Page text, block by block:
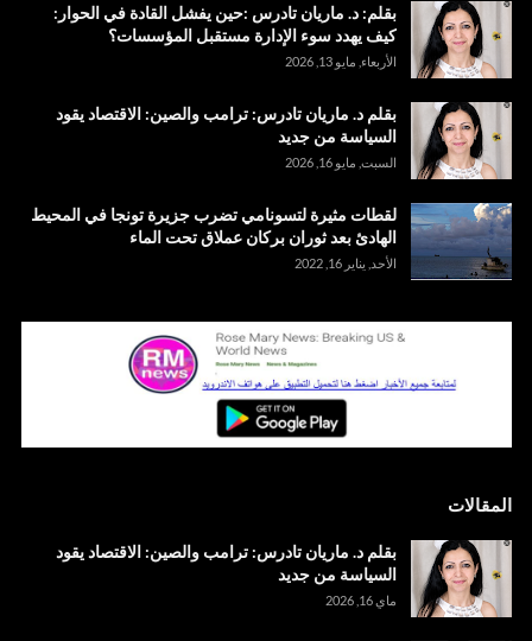
بقلم: د. ماريان تادرس :حين يفشل القادة في الحوار:
كيف يهدد سوء الإدارة مستقبل المؤسسات؟
الأربعاء, مايو 13, 2026
بقلم د. ماريان تادرس: ترامب والصين: الاقتصاد يقود
السياسة من جديد
السبت, مايو 16, 2026
لقطات مثيرة لتسونامي تضرب جزيرة تونجا في المحيط
الهادئ بعد ثوران بركان عملاق تحت الماء
الأحد, يناير 16, 2022
المقالات
بقلم د. ماريان تادرس: ترامب والصين: الاقتصاد يقود
السياسة من جديد
ماي 16, 2026